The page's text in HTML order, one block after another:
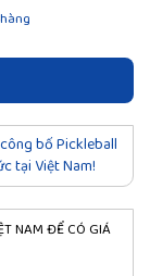
bố Pickleball
tại Việt Nam!
NAM ĐỂ CÓ GIÁ